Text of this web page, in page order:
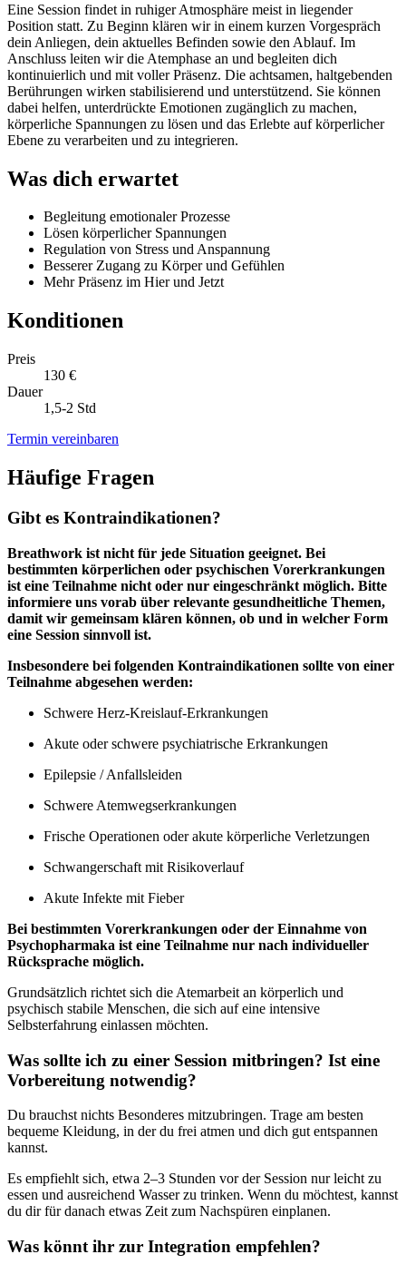
Eine Session findet in ruhiger Atmosphäre meist in liegender
Position statt. Zu Beginn klären wir in einem kurzen Vorgespräch
dein Anliegen, dein aktuelles Befinden sowie den Ablauf. Im
Anschluss leiten wir die Atemphase an und begleiten dich
kontinuierlich und mit voller Präsenz. Die achtsamen, haltgebenden
Berührungen wirken stabilisierend und unterstützend. Sie können
dabei helfen, unterdrückte Emotionen zugänglich zu machen,
körperliche Spannungen zu lösen und das Erlebte auf körperlicher
Ebene zu verarbeiten und zu integrieren.
Was dich erwartet
Begleitung emotionaler Prozesse
Lösen körperlicher Spannungen
Regulation von Stress und Anspannung
Besserer Zugang zu Körper und Gefühlen
Mehr Präsenz im Hier und Jetzt
Konditionen
Preis
130 €
Dauer
1,5-2 Std
Termin vereinbaren
Häufige Fragen
Gibt es Kontraindikationen?
Breathwork ist nicht für jede Situation geeignet. Bei
bestimmten körperlichen oder psychischen Vorerkrankungen
ist eine Teilnahme nicht oder nur eingeschränkt möglich. Bitte
informiere uns vorab über relevante gesundheitliche Themen,
damit wir gemeinsam klären können, ob und in welcher Form
eine Session sinnvoll ist.
Insbesondere bei folgenden Kontraindikationen sollte von einer
Teilnahme abgesehen werden:
Schwere Herz-Kreislauf-Erkrankungen
Akute oder schwere psychiatrische Erkrankungen
Epilepsie / Anfallsleiden
Schwere Atemwegserkrankungen
Frische Operationen oder akute körperliche Verletzungen
Schwangerschaft mit Risikoverlauf
Akute Infekte mit Fieber
Bei bestimmten Vorerkrankungen oder der Einnahme von
Psychopharmaka ist eine Teilnahme nur nach individueller
Rücksprache möglich.
Grundsätzlich richtet sich die Atemarbeit an körperlich und
psychisch stabile Menschen, die sich auf eine intensive
Selbsterfahrung einlassen möchten.
Was sollte ich zu einer Session mitbringen? Ist eine
Vorbereitung notwendig?
Du brauchst nichts Besonderes mitzubringen. Trage am besten
bequeme Kleidung, in der du frei atmen und dich gut entspannen
kannst.
Es empfiehlt sich, etwa 2–3 Stunden vor der Session nur leicht zu
essen und ausreichend Wasser zu trinken. Wenn du möchtest, kannst
du dir für danach etwas Zeit zum Nachspüren einplanen.
Was könnt ihr zur Integration empfehlen?